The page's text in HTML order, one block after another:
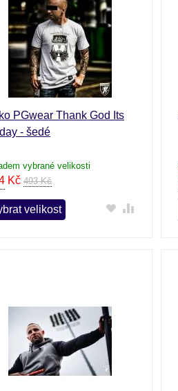
PGwear Thank God Its
- šedé
vybrané velikosti
Kč 493 Kč
velikost